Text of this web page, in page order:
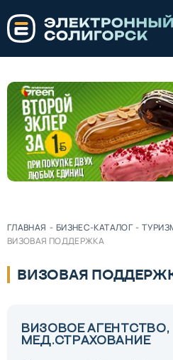
ГЛАВНАЯ - БИЗНЕС-КАТАЛОГ -
ВИЗОВАЯ ПОДДЕРЖКА
ВИЗОВАЯ
ВИЗОВОЕ АГЕНТСТВО,
МЕД.СТРАХОВАНИЕ